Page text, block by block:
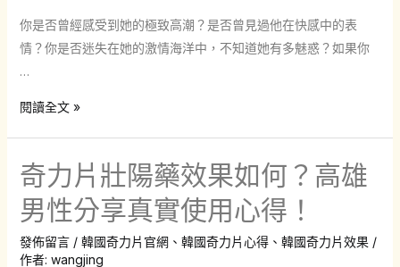
如
廣
所
樣
驚
人？
用
你是否曾經感受到她的極致高潮？是否曾見過他在快感中的表
情？你是否迷失在她的激情海洋中，不知道她有多魅惑？如果你
…
中
奇
力
片
壯
閱讀全文 »
奇力片壯陽藥效果如何？高雄
男性分享真實使用心得！
發佈留言 / 韓國奇力片官網、 韓國奇力片心得、 韓國奇力片效果/
作者: wangjing